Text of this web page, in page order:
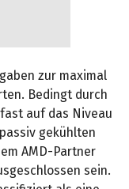
zur maximal
Bedingt durch
auf das Niveau
gekühlten
AMD-Partner
sein.